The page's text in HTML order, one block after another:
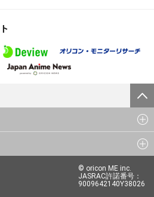
© oricon ME inc.
JASRAC許諾番号：
9009642140Y38026